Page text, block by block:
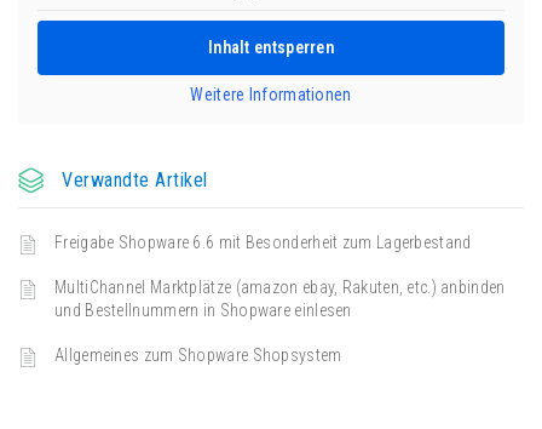
Inhalt entsperren
Weitere Informationen
Verwandte Artikel
Freigabe Shopware 6.6 mit Besonderheit zum Lagerbestand
MultiChannel Marktplätze (amazon ebay, Rakuten, etc.) anbinden
und Bestellnummern in Shopware einlesen
Allgemeines zum Shopware Shopsystem